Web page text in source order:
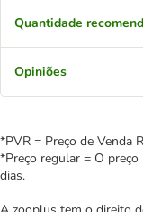
Quantidade
Opiniões
*PVR = Preço de Venda
*Preço regular = O
dias.